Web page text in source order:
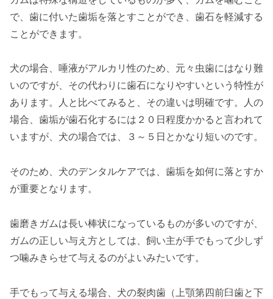
で、歯に付いた歯垢を落とすことができ、歯石を軽減する
ことができます。
犬の場合、唾液がアルカリ性のため、元々虫歯にはなり難
いのですが、その代わりに歯石になりやすいという特性が
あります。人と比べてみると、その違いは明確です。人の
場合、歯垢が歯石化するには２０日程度かかると言われて
いますが、犬の場合では、３～５日とかなり短いのです。
そのため、犬のデンタルケアでは、歯垢を如何に落とすか
が重要となります。
歯磨きガムは長い棒状になっているものが多いのですが、
ガムの正しい与え方としては、飼い主が手でもって少しず
つ噛みきらせて与えるのがよいみたいです。
手でもって与える場合、犬の裂肉歯（上顎第四前臼歯と下